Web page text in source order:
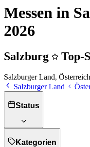
Messen in
2026
Salzburg Top-
Salzburger Land, Österreich
Salzburger Land
Status
Kategorien